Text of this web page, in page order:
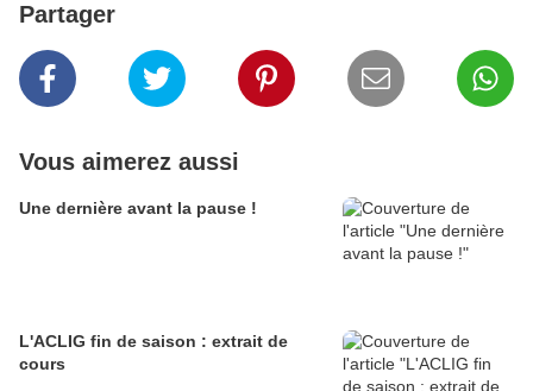
Partager
Vous aimerez aussi
Une dernière avant la pause !
L'ACLIG fin de saison : extrait de
cours